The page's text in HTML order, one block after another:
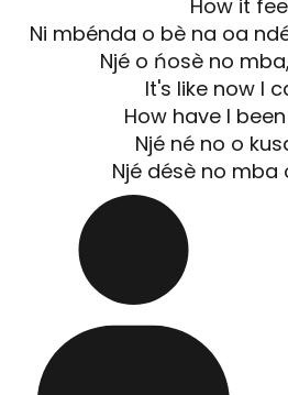
How it
Ni mbénda o bè na oa
Njé o ńosè no
It's like now I
How have I
Njé né no o
Njé désè no mba